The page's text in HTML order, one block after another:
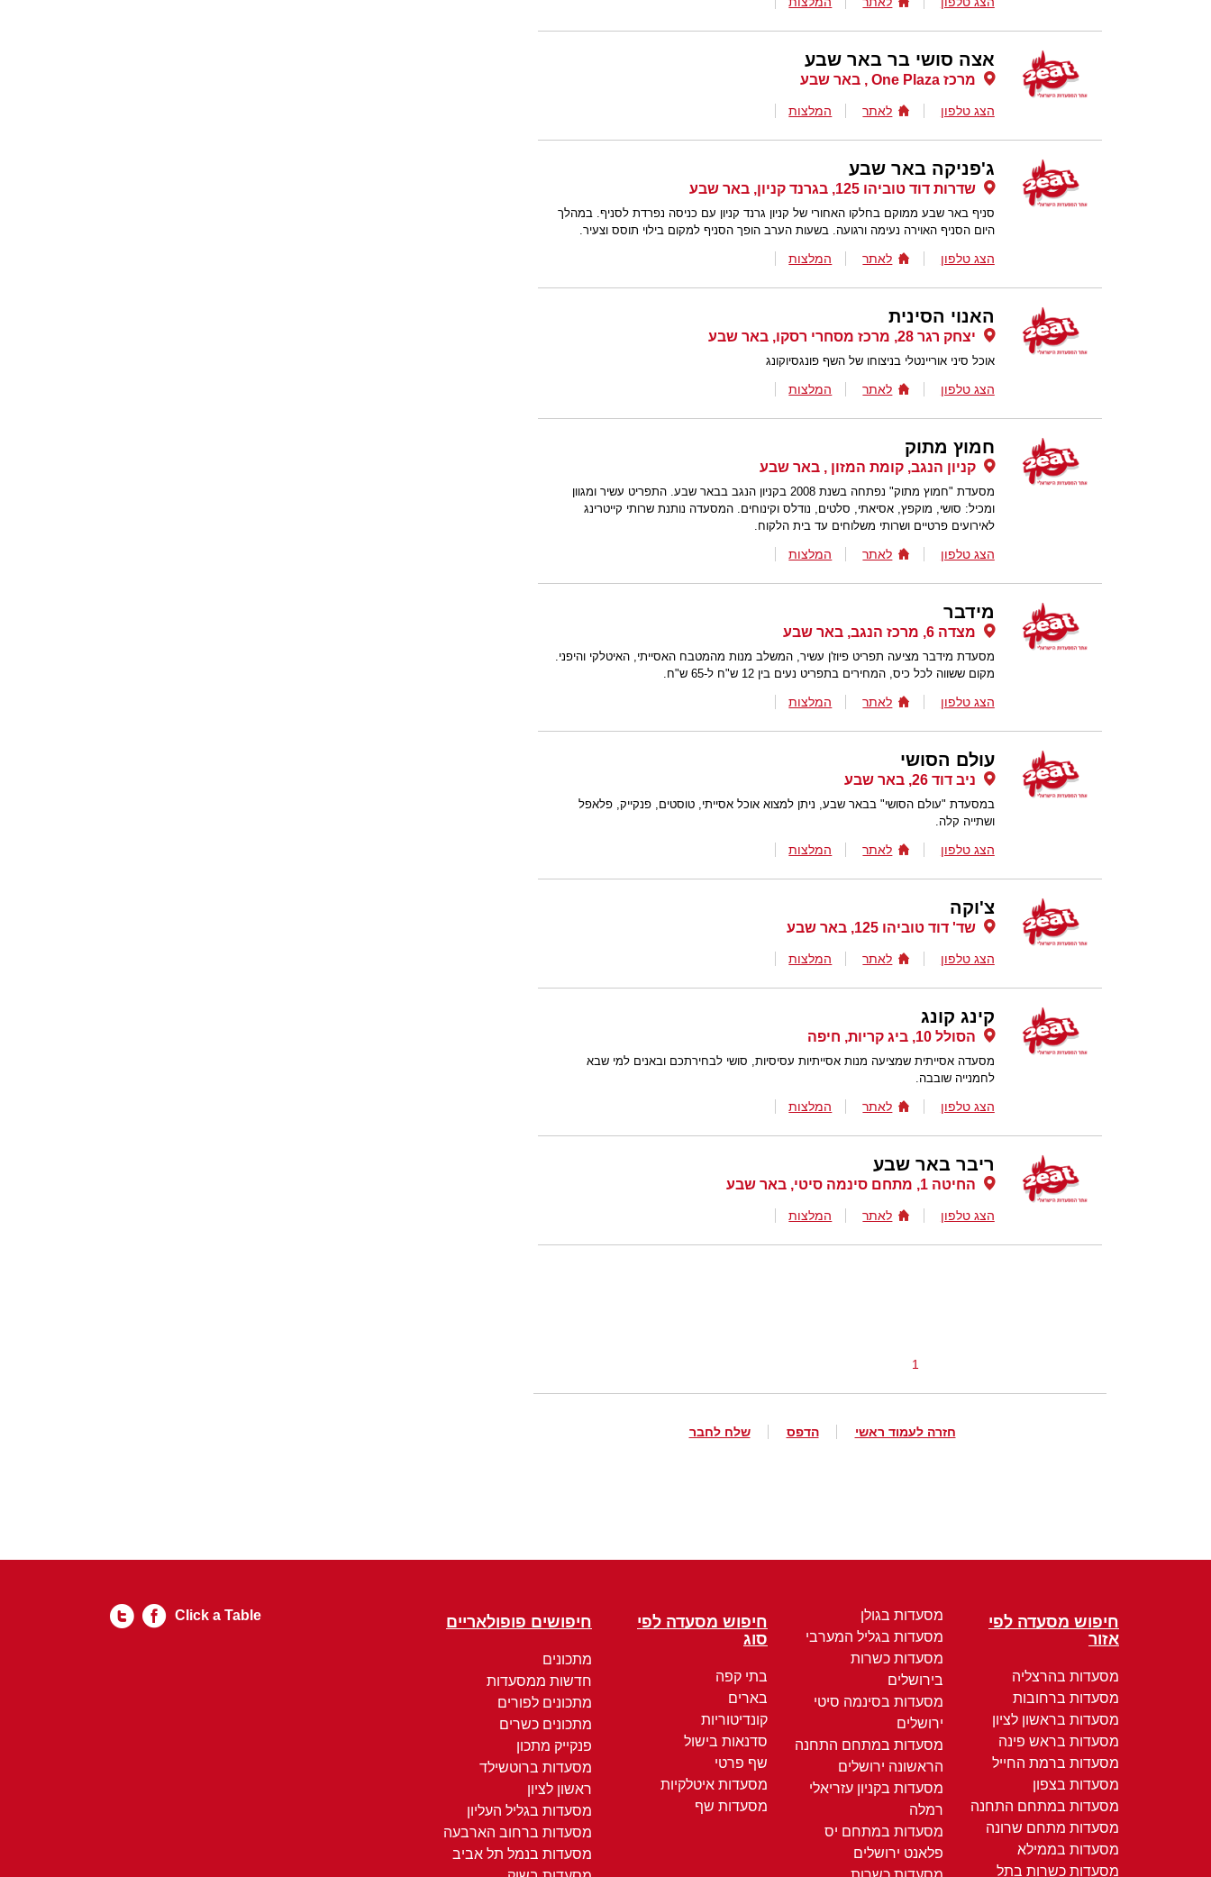
אצה סושי בר באר שבע
מרכז One Plaza , באר שבע
הצג טלפון לאתר המלצות
ג'פניקה באר שבע
שדרות דוד טוביהו 125, בגרנד קניון, באר שבע
סניף באר שבע ממוקם בחלקו האחורי של קניון גרנד קניון עם כניסה נפרדת לסניף. במהלך
היום הסניף האוירה נעימה ורגועה. בשעות הערב הופך הסניף למקום בילוי תוסס וצעיר.
הצג טלפון לאתר המלצות
האנוי הסינית
יצחק רגר 28, מרכז מסחרי רסקו, באר שבע
אוכל סיני אוריינטלי בניצוחו של השף פונגסיוקונג
הצג טלפון לאתר המלצות
חמוץ מתוק
קניון הנגב, קומת המזון , באר שבע
מסעדת "חמוץ מתוק" נפתחה בשנת 2008 בקניון הנגב בבאר שבע. התפריט עשיר ומגוון
ומכיל: סושי, מוקפץ, אסיאתי, סלטים, נודלס וקינוחים. המסעדה נותנת שרותי קייטרינג
לאירועים פרטיים ושרותי משלוחים עד בית הלקוח.
הצג טלפון לאתר המלצות
מידבר
מצדה 6, מרכז הנגב, באר שבע
מסעדת מידבר מציעה תפריט פיוז'ן עשיר, המשלב מנות מהמטבח האסייתי, האיטלקי והיפני.
מקום ששווה לכל כיס, המחירים בתפריט נעים בין 12 ש"ח ל-65 ש"ח.
הצג טלפון לאתר המלצות
עולם הסושי
ניב דוד 26, באר שבע
במסעדת "עולם הסושי" בבאר שבע, ניתן למצוא אוכל אסייתי, טוסטים, פנקייק, פלאפל
ושתייה קלה.
הצג טלפון לאתר המלצות
צ'וקה
שד' דוד טוביהו 125, באר שבע
הצג טלפון לאתר המלצות
קינג קונג
הסולל 10, ביג קריות, חיפה
מסעדה אסייתית שמציעה מנות אסייתיות עסיסיות, סושי לבחירתכם ובאנים למי שבא
לחמנייה שובבה.
הצג טלפון לאתר המלצות
ריבר באר שבע
החיטה 1, מתחם סינמה סיטי, באר שבע
הצג טלפון לאתר המלצות
1
חזרה לעמוד ראשי הדפס שלח לחבר
חיפוש מסעדה לפי
אזור
מסעדות בהרצליה
מסעדות ברחובות
מסעדות בראשון לציון
מסעדות בראש פינה
מסעדות ברמת החייל
מסעדות בצפון
מסעדות במתחם התחנה
מסעדות מתחם שרונה
מסעדות בממילא
מסעדות כשרות בתל
מסעדות בגולן
מסעדות בגליל המערבי
מסעדות כשרות
בירושלים
מסעדות בסינמה סיטי
ירושלים
מסעדות במתחם התחנה
הראשונה ירושלים
מסעדות בקניון עזריאלי
רמלה
מסעדות במתחם יס
פלאנט ירושלים
חיפוש מסעדה לפי
סוג
בתי קפה
בארים
קונדיטוריות
סדנאות בישול
שף פרטי
מסעדות איטלקיות
מסעדות שף
חיפושים פופולאריים
מתכונים
חדשות ממסעדות
מתכונים לפורים
מתכונים כשרים
פנקייק מתכון
מסעדות ברוטשילד
ראשון לציון
מסעדות בגליל העליון
מסעדות ברחוב הארבעה
מסעדות בנמל תל אביב
Click a Table